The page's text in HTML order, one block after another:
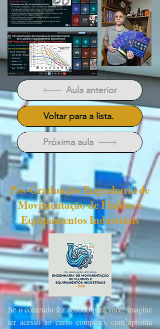
Aula anterior
Voltar para a lista.
Próxima aula
Pós-Graduação Engenharia de
Movimentação de Fluidos e
Equipamentos Industriais
Se o conteúdo fez sentido para você, imagine
ter acesso ao curso completo, com apostila